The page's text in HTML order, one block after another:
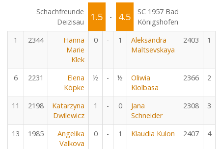
Schachfreunde
Deizisau
1.5 - 4.5
SC 1957 Bad
Königshofen
1
2344
Hanna
Marie
Klek
0 - 1
Aleksandra
Maltsevskaya
2403 1
6 2231
Elena
Köpke
½ - ½
Oliwia
Kiolbasa
2366 2
11 2198
Katarzyna
Dwilewicz
1 - 0
Jana
Schneider
2308 3
13 1985
Angelika
Valkova
0 - 1 Klaudia Kulon 2407 4